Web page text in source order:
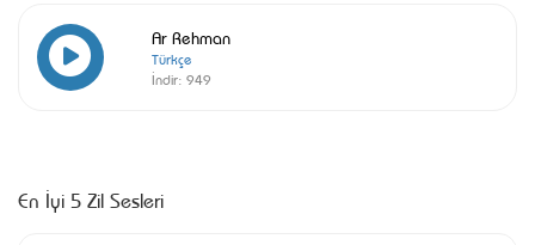
Ar Rehman
Türkçe
İndir: 949
En İyi 5 Zil Sesleri